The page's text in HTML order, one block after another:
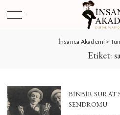
İnsanca Akademi >
Etiket:
BİNBİR SURAT
SENDROMU